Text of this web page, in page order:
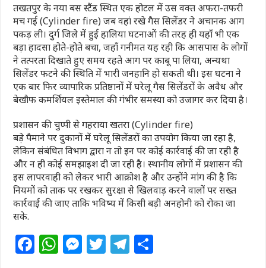
तखतपुर के नया बस स्टैंड स्थित एक होटल में उस वक्त अफरा-तफरी
मच गई (Cylinder fire) जब वहां रखे गैस सिलेंडर ने अचानक आग
पकड़ ली। दुर्ग जिले में हुई हालिया घटनाओं की तरह ही यहाँ भी एक
बड़ा हादसा होते-होते बचा, जहाँ गनीमत यह रही कि आसपास के लोगों
ने तत्परता दिखाते हुए समय रहते आग पर काबू पा लिया, अन्यथा
सिलेंडर फटने की स्थिति में भारी जनहानि हो सकती थी। इस घटना ने
एक बार फिर व्यापारिक प्रतिष्ठानों में घरेलू गैस सिलेंडरों के अवैध और
बेखौफ कमर्शियल इस्तेमाल की गंभीर समस्या को उजागर कर दिया है।
प्रशासन की चुप्पी से गहराया खतरा (Cylinder fire)
बड़े पैमाने पर दुकानों में घरेलू सिलेंडरों का उपयोग किया जा रहा है,
लेकिन संबंधित विभाग द्वारा न तो इन पर कोई कार्रवाई की जा रही है
और न ही कोई समझाइश दी जा रही है। स्थानीय लोगों में प्रशासन की
इस लापरवाही को लेकर भारी आक्रोश है और उन्होंने मांग की है कि
नियमों को ताक पर रखकर सुरक्षा से खिलवाड़ करने वालों पर सख्त
कार्रवाई की जाए ताकि भविष्य में किसी बड़ी अनहोनी को रोका जा
सके.
F W M T T